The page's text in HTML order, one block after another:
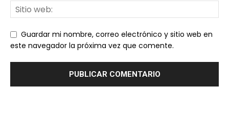
Guardar mi nombre, correo electrónico y sitio web en
este navegador la próxima vez que comente.